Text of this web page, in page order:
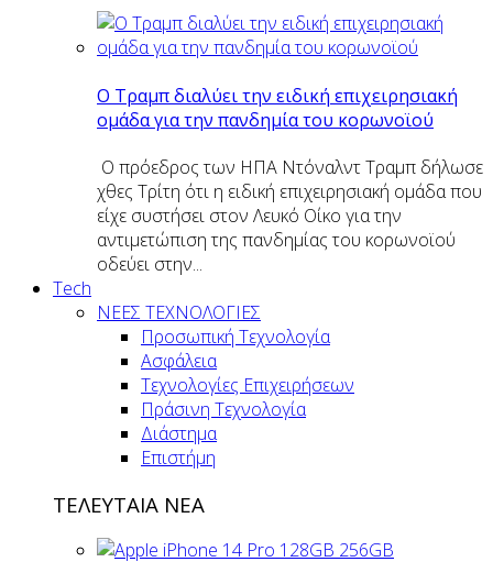
O Tραμπ διαλύει την ειδική επιχειρησιακή
ομάδα για την πανδημία του κορωνοϊού
Ο πρόεδρος των ΗΠΑ Ντόναλντ Τραμπ δήλωσε
χθες Τρίτη ότι η ειδική επιχειρησιακή ομάδα που
είχε συστήσει στον Λευκό Οίκο για την
αντιμετώπιση της πανδημίας του κορωνοϊού
οδεύει στην...
Tech
ΝΕΕΣ ΤΕΧΝΟΛΟΓΙΕΣ
Προσωπική Τεχνολογία
Ασφάλεια
Τεχνολογίες Επιχειρήσεων
Πράσινη Τεχνολογία
Διάστημα
Επιστήμη
ΤΕΛΕΥΤΑΙΑ ΝΕΑ